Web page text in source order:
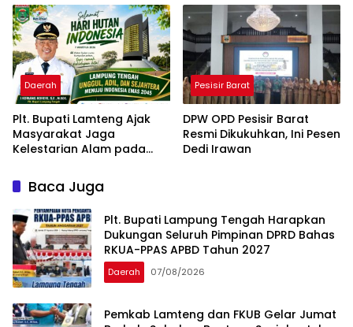
Daerah
Plt. Bupati Lamteng Ajak
Masyarakat Jaga
Kelestarian Alam pada
Indonesia 2026
Pesisir Barat
DPW OPD Pesisir Barat
Resmi Dikukuhkan, Ini Pesen
Dedi Irawan
Baca Juga
Plt. Bupati Lampung Tengah Harapkan
Dukungan Seluruh Pimpinan DPRD Bahas
RKUA-PPAS APBD Tahun 2027
Daerah 07/08/2026
Pemkab Lamteng dan FKUB Gelar Jumat